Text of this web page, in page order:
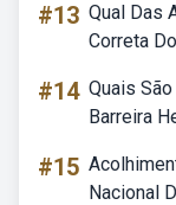
#13 Qual Das
Correta
#14 Quais
Barreira
#15
Nacional